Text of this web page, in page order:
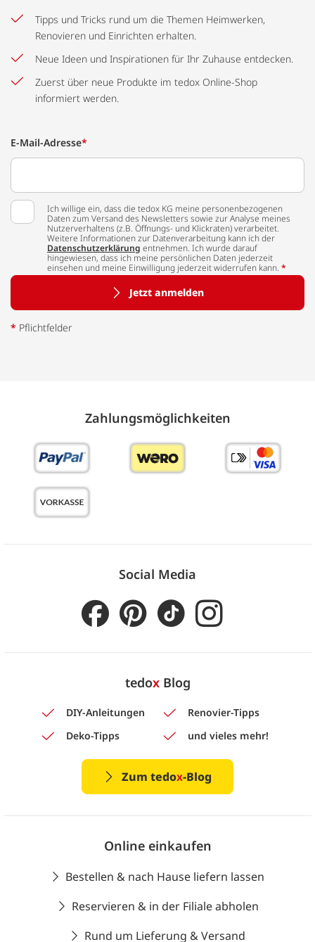
Tipps und Tricks rund um die Themen Heimwerken,
Renovieren und Einrichten erhalten.
Neue Ideen und Inspirationen für Ihr Zuhause entdecken.
Zuerst über neue Produkte im tedox Online-Shop
informiert werden.
E-Mail-Adresse*
Ich willige ein, dass die tedox KG meine personenbezogenen
Daten zum Versand des Newsletters sowie zur Analyse meines
Nutzerverhaltens (z.B. Öffnungs- und Klickraten) verarbeitet.
Weitere Informationen zur Datenverarbeitung kann ich der
Datenschutzerklärung entnehmen. Ich wurde darauf
hingewiesen, dass ich meine persönlichen Daten jederzeit
einsehen und meine Einwilligung jederzeit widerrufen kann. *
Jetzt anmelden
* Pflichtfelder
Zahlungs­möglich­keiten
Social Media
tedoxBlog
DIY-Anleitungen
Renovier-Tipps
Deko-Tipps
und vieles mehr!
Zum tedox-Blog
Online einkaufen
Bestellen & nach Hause liefern lassen
Reservieren & in der Filiale abholen
Rund um Lieferung & Versand